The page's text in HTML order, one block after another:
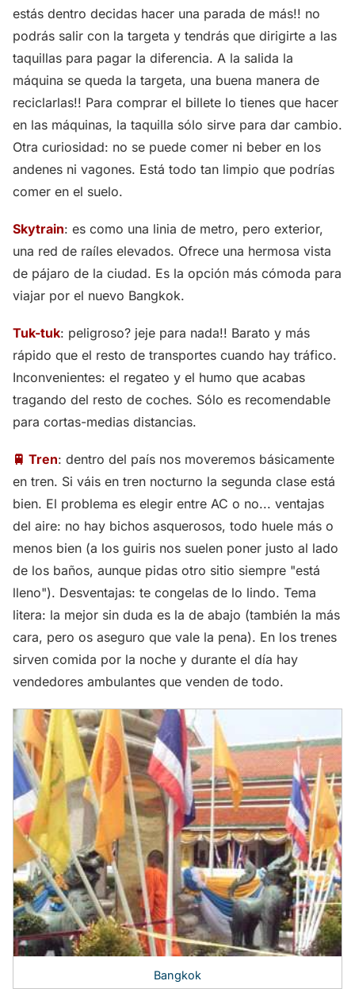
estás dentro decidas hacer una parada de más!! no
podrás salir con la targeta y tendrás que dirigirte a las
taquillas para pagar la diferencia. A la salida la
máquina se queda la targeta, una buena manera de
reciclarlas!! Para comprar el billete lo tienes que hacer
en las máquinas, la taquilla sólo sirve para dar cambio.
Otra curiosidad: no se puede comer ni beber en los
andenes ni vagones. Está todo tan limpio que podrías
comer en el suelo.
Skytrain: es como una linia de metro, pero exterior,
una red de raíles elevados. Ofrece una hermosa vista
de pájaro de la ciudad. Es la opción más cómoda para
viajar por el nuevo Bangkok.
Tuk-tuk: peligroso? jeje para nada!! Barato y más
rápido que el resto de transportes cuando hay tráfico.
Inconvenientes: el regateo y el humo que acabas
tragando del resto de coches. Sólo es recomendable
para cortas-medias distancias.
🚆 Tren: dentro del país nos moveremos básicamente
en tren. Si váis en tren nocturno la segunda clase está
bien. El problema es elegir entre AC o no... ventajas
del aire: no hay bichos asquerosos, todo huele más o
menos bien (a los guiris nos suelen poner justo al lado
de los baños, aunque pidas otro sitio siempre "está
lleno"). Desventajas: te congelas de lo lindo. Tema
litera: la mejor sin duda es la de abajo (también la más
cara, pero os aseguro que vale la pena). En los trenes
sirven comida por la noche y durante el día hay
vendedores ambulantes que venden de todo.
Bangkok